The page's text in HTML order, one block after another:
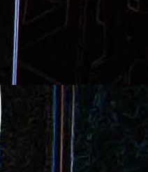
de Salade de thon
aux